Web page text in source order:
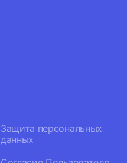
Защита персональных
данных